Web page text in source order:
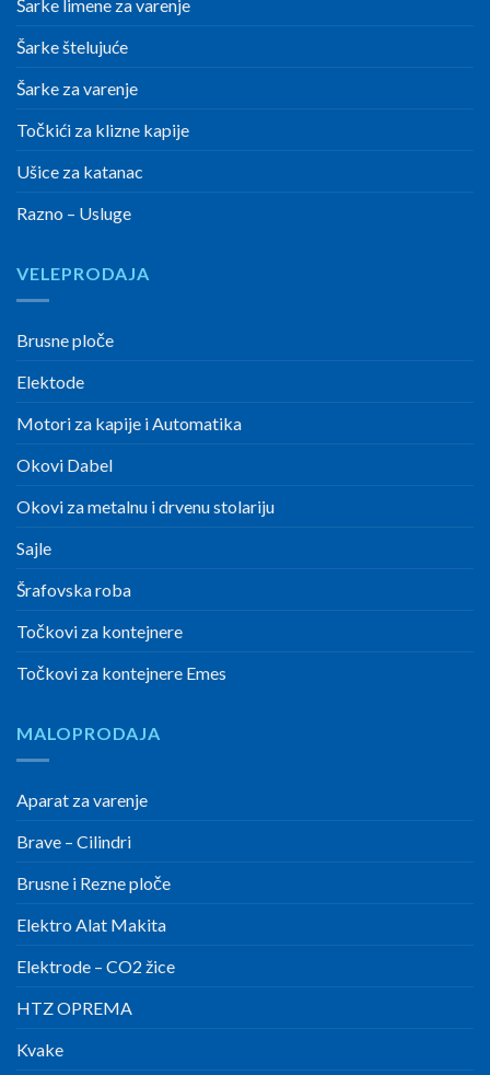
Šarke limene za varenje
Šarke štelujuće
Šarke za varenje
Točkići za klizne kapije
Ušice za katanac
Razno – Usluge
VELEPRODAJA
Brusne ploče
Elektode
Motori za kapije i Automatika
Okovi Dabel
Okovi za metalnu i drvenu stolariju
Sajle
Šrafovska roba
Točkovi za kontejnere
Točkovi za kontejnere Emes
MALOPRODAJA
Aparat za varenje
Brave – Cilindri
Brusne i Rezne ploče
Elektro Alat Makita
Elektrode – CO2 žice
HTZ OPREMA
Kvake